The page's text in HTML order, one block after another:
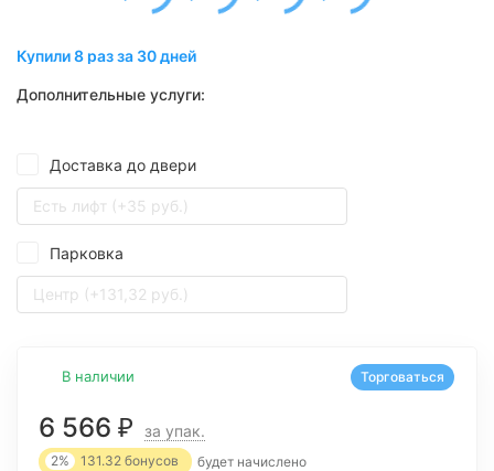
Купили 8 раз за 30 дней
Дополнительные услуги:
Доставка до двери
Есть лифт (+35 руб.)
Парковка
Центр (+131,32 руб.)
В наличии
6 566 ₽ за упак.
2% 131.32 бонусов будет начислено
Торговаться